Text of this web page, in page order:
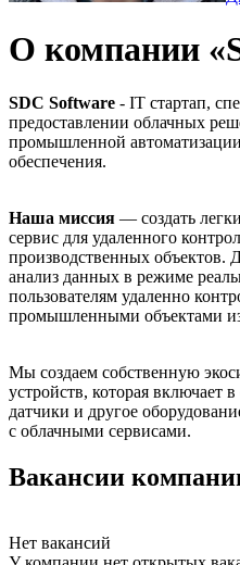
О компании
SDC Software - IT стартап,
предоставлении облачных
промышленной
обеспечения.
Наша миссия — создать
сервис для удаленного
производственных объектов.
анализ данных в режиме
пользователям удаленно
промышленными объектами
Мы создаем собственную
устройств, которая
датчики и другое
с облачными сервисами.
Вакансии
Нет вакансий